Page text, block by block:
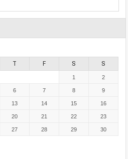
T F S S
1 2
6 7 8 9
13 14 15 16
20 21 22 23
27 28 29 30